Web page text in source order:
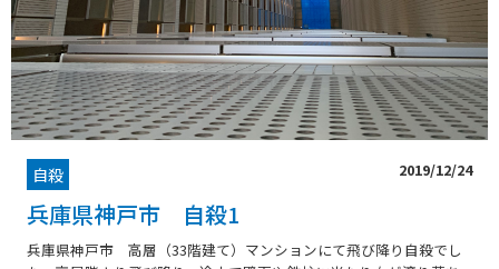
自殺 2019/12/24
兵庫県神戸市 自殺1
兵庫県神戸市 高層（33階建て）マンションにて飛び降り自殺でし